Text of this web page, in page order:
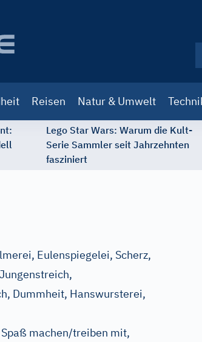
Reisen Natur & Umwelt
Lego Star Wars: Warum die Kult-
Serie Sammler seit Jahrzehnten
fasziniert
Eulenspiegelei, Scherz,
Dummheit, Hanswursterei,
machen/treiben mit,